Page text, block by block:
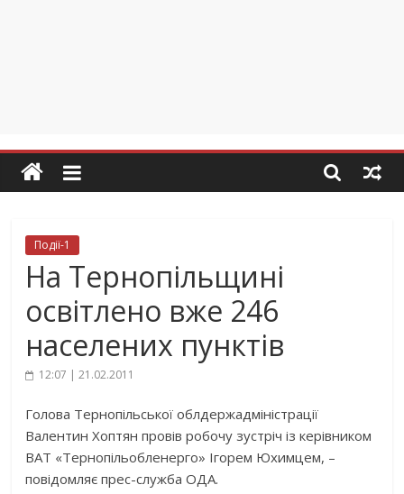
Події-1
На Тернопільщині
освітлено вже 246
населених пунктів
12:07 | 21.02.2011
Голова Тернопільської облдержадміністрації
Валентин Хоптян провів робочу зустріч із керівником
ВАТ «Тернопільобленерго» Ігорем Юхимцем, –
повідомляє прес-служба ОДА.